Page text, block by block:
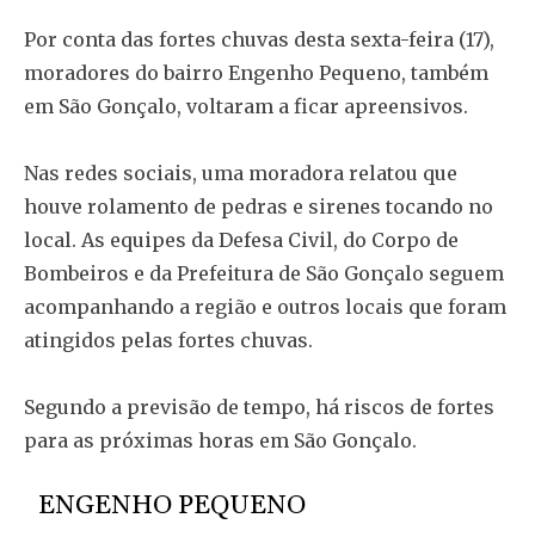
Por conta das fortes chuvas desta sexta-feira (17),
moradores do bairro Engenho Pequeno, também
em São Gonçalo, voltaram a ficar apreensivos.
Nas redes sociais, uma moradora relatou que
houve rolamento de pedras e sirenes tocando no
local. As equipes da Defesa Civil, do Corpo de
Bombeiros e da Prefeitura de São Gonçalo seguem
acompanhando a região e outros locais que foram
atingidos pelas fortes chuvas.
Segundo a previsão de tempo, há riscos de fortes
para as próximas horas em São Gonçalo.
ENGENHO PEQUENO